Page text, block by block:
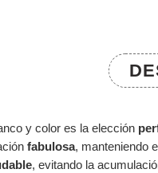
y color es la elección
fabulosa, manteniendo
, evitando la